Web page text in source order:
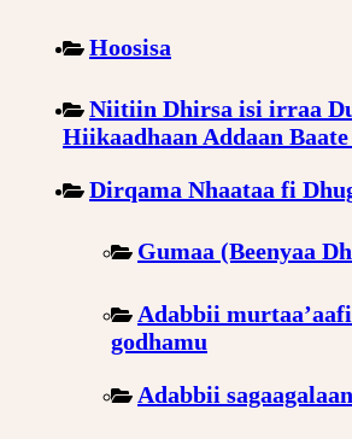
Hoosisa
Niitiin Dhirsa isi irraa
Hiikaadhaan Addaan
Dirqama Nhaataa fi
Gumaa (Beenyaa
Adabbii
godhamu
Adabbii